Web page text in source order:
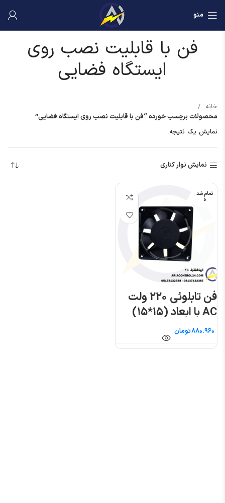
منو
فن با قابلیت نصب روی
ایستگاه فضایی
خانه
محصولات برچسب خورده “فن با قابلیت نصب روی ایستگاه فضایی”
نمایش یک نتیجه
نمایش نوار کناری
تمام شد
ه
فن تابلوئی ۲۲۰ ولت
AC با ابعاد (۱۵*۱۵)
بلبرینگی
تومان